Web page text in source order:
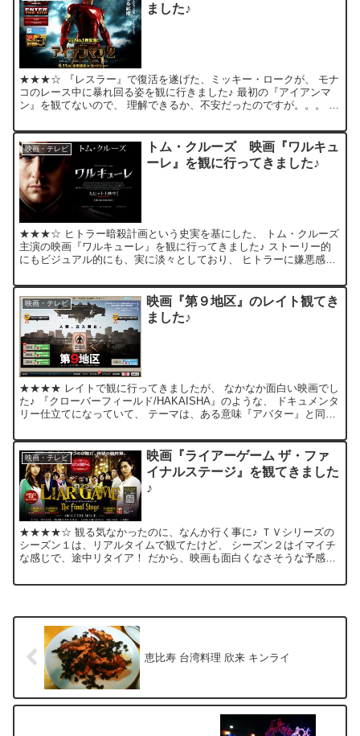
ました♪
★★★☆ 『レスラー』で復活を遂げた、ミッキー・ロークが、 モナ
コのレース中に暴れ回る姿を観に行きました♪ 最初の『アイアンマ
ン』を観てないので、 理解できるか、不安だったのですが。。。 単
映画・テレビ
トム・クルーズ 映画『ワルキュ
ーレ』を観に行ってきました♪
★★★☆ ヒトラー暗殺計画という史実を基にした、 トム・クルーズ
主演の映画『ワルキューレ』を観に行ってきました♪ ストーリー的
にもビジュアル的にも、実に淡々としており、 ヒトラーに嫌悪感を
映画・テレビ
映画『第９地区』のレイト観てき
ました♪
★★★★ レイトで観に行ってきましたが、 なかなか面白い映画でし
た♪ 『クローバーフィールド/HAKAISHA』のような、 ドキュメンタ
リー仕立てになっていて、 テーマは、ある意味『アバター』と同じ
映画・テレビ
映画『ライアーゲーム ザ・ファ
イナルステージ』を観てきました
♪
★★★★☆ 観る気なかったのに、なんか行く事に♪ ＴＶシリーズの
シーズン１は、リアルタイムで観てたけど、 シーズン２はイマイチ
な感じで、途中リタイア！ だから、映画も面白くなさそうな予感が
恵比寿 台湾料理 欣来 キンライ